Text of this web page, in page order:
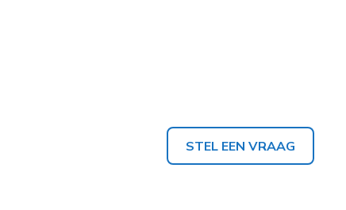
STEL EEN VRAAG